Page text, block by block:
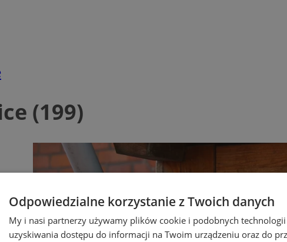
(199)
Odpowiedzialne korzystanie z Twoich danych
My i nasi partnerzy używamy plików cookie i podobnych
uzyskiwania dostępu do informacji na Twoim urządzeniu oraz do